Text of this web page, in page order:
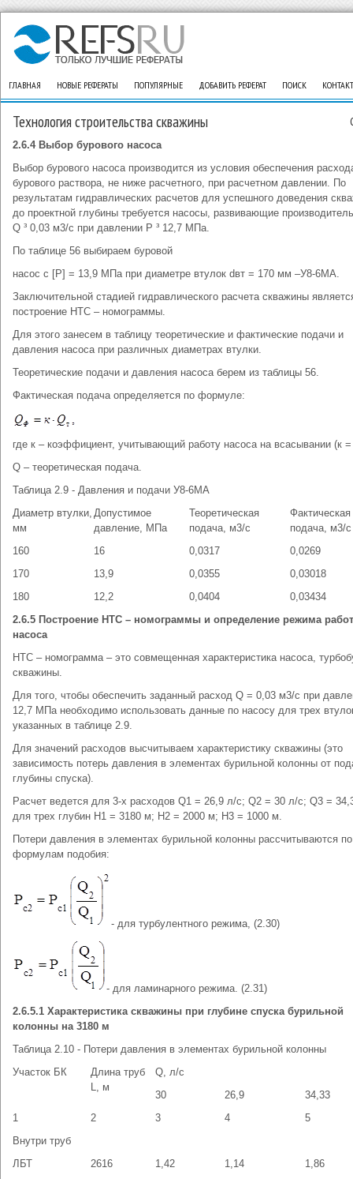
ГЛАВНАЯ НОВЫЕ РЕФЕРАТЫ ПОПУЛЯРНЫЕ ДОБАВИТЬ РЕФЕРАТ ПОИСК
Технология строительства скважины
2.6.4 Выбор бурового насоса
Выбор бурового насоса производится из условия обеспечения
бурового раствора, не ниже расчетного, при расчетном давлении. По
результатам гидравлических расчетов для успешного доведения
до проектной глубины требуется насосы, развивающие
Q ³ 0,03 м3/с при давлении Р ³ 12,7 МПа.
По таблице 56 выбираем буровой
насос с [P] = 13,9 МПа при диаметре втулок dвт = 170 мм –У8-6МА.
Заключительной стадией гидравлического расчета скважины
построение НТС – номограммы.
Для этого занесем в таблицу теоретические и фактические подачи и
давления насоса при различных диаметрах втулки.
Теоретические подачи и давления насоса берем из таблицы 56.
Фактическая подача определяется по формуле:
где к – коэффициент, учитывающий работу насоса на всасывании (к
Q – теоретическая подача.
Таблица 2.9 - Давления и подачи У8-6МА
Диаметр втулки,
мм
Допустимое
давление, МПа
Теоретическая
подача, м3/с
Фактическая
подача, м3/с
160
16 0,0317
0,0269
170
13,9 0,0355
0,03018
180
12,2 0,0404
0,03434
2.6.5 Построение НТС – номограммы и определение режима
насоса
НТС – номограмма – это совмещенная характеристика насоса,
скважины.
Для того, чтобы обеспечить заданный расход Q = 0,03 м3/с при
12,7 МПа необходимо использовать данные по насосу для трех
указанных в таблице 2.9.
Для значений расходов высчитываем характеристику скважины (это
зависимость потерь давления в элементах бурильной колонны от
глубины спуска).
Расчет ведется для 3-х расходов Q1 = 26,9 л/с; Q2 = 30 л/с; Q3 =
для трех глубин Н1 = 3180 м; Н2 = 2000 м; Н3 = 1000 м.
Потери давления в элементах бурильной колонны рассчитываются по
формулам подобия:
- для турбулентного режима, (2.30)
- для ламинарного режима. (2.31)
2.6.5.1 Характеристика скважины при глубине спуска бурильной
колонны на 3180 м
Таблица 2.10 - Потери давления в элементах бурильной колонны
Участок БК
Длина труб
L, м
Q, л/с
30
26,9
34,33
1
2 3 4
5
Внутри труб
ЛБТ
2616 1,42 1,14
1,86